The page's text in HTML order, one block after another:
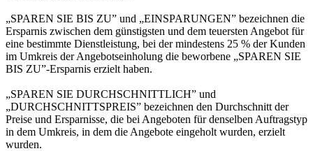
„SPAREN SIE BIS ZU” und „EINSPARUNGEN” bezeichnen die
Ersparnis zwischen dem günstigsten und dem teuersten Angebot für
eine bestimmte Dienstleistung, bei der mindestens 25 % der Kunden
im Umkreis der Angebotseinholung die beworbene „SPAREN SIE
BIS ZU”-Ersparnis erzielt haben.
„SPAREN SIE DURCHSCHNITTLICH” und
„DURCHSCHNITTSPREIS” bezeichnen den Durchschnitt der
Preise und Ersparnisse, die bei Angeboten für denselben Auftragstyp
in dem Umkreis, in dem die Angebote eingeholt wurden, erzielt
wurden.